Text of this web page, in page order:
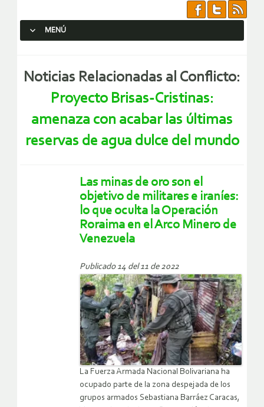
MENÚ
Noticias Relacionadas al Conflicto:
Proyecto Brisas-Cristinas:
amenaza con acabar las últimas
reservas de agua dulce del mundo
Las minas de oro son el
objetivo de militares e iraníes:
lo que oculta la Operación
Roraima en el Arco Minero de
Venezuela
Publicado 14 del 11 de 2022
La Fuerza Armada Nacional Bolivariana ha
ocupado parte de la zona despejada de los
grupos armados Sebastiana Barráez Caracas,